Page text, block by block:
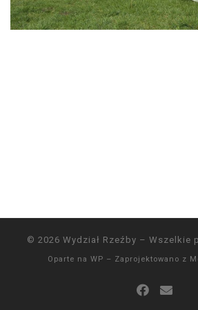
© 2026 Wydział Rzeźby – Wszelkie
Oparte na WP – Zaprojektowano z